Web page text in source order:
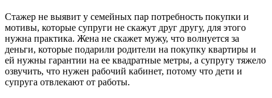
Стажер не выявит у семейных пар потребность покупки и
мотивы, которые супруги не скажут друг другу, для этого
нужна практика. Жена не скажет мужу, что волнуется за
деньги, которые подарили родители на покупку квартиры и
ей нужны гарантии на ее квадратные метры, а супругу тяжело
озвучить, что нужен рабочий кабинет, потому что дети и
супруга отвлекают от работы.